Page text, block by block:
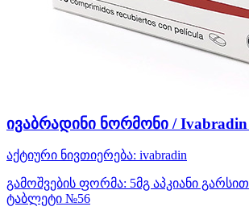
ივაბრადინი ნორმონი / Ivabradin
აქტიური ნივთიერება: ivabradin
გამოშვების ფორმა: 5მგ აპკიანი
ტაბლეტი №56